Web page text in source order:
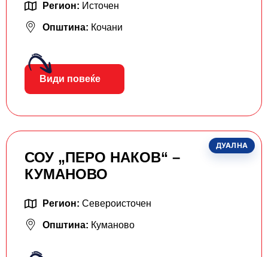
Регион: Источен
Општина: Кочани
Види повеќе
ДУАЛНА
СОУ „ПЕРО НАКОВ“ –
КУМАНОВО
Регион: Североисточен
Општина: Куманово